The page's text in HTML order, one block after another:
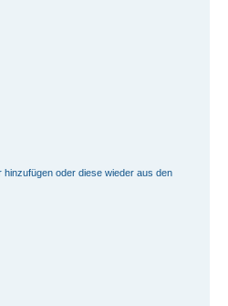
oder diese wieder aus den